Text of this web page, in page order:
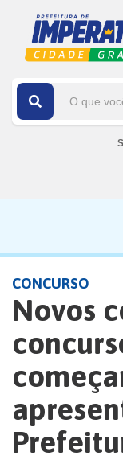
CONCURSO
Novos